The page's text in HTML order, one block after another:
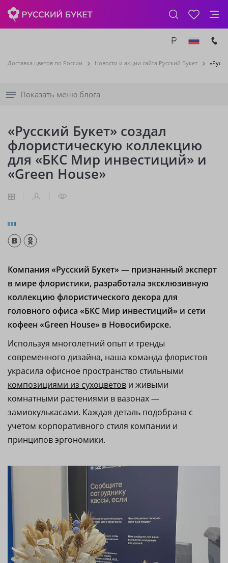
Доставка цветов по России Новости и акции сайта Русский Букет
Показать меню блога
«Русский Букет» создал
флористическую коллекцию
для «БКС Мир инвестиций» и
«Green House»
Компания «Русский Букет» — признанный эксперт
в мире флористики, разработала эксклюзивную
коллекцию флористического декора для
головного офиса «БКС Мир инвестиций» и сети
кофеен «Green House» в Новосибирске.
Используя многолетний опыт и тренды
современного дизайна, наша команда флористов
украсила офисное пространство стильными
композициями из сухоцветов и живыми
комнатными растениями в вазонах —
замиокулькасами. Каждая деталь подобрана с
учетом корпоративного стиля компании и
принципов эргономики.